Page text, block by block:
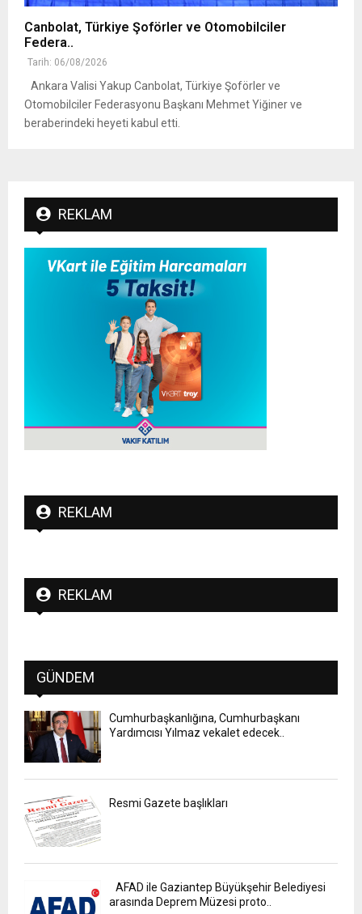
Canbolat, Türkiye Şoförler ve Otomobilciler
Federa..
Tarih: 06/08/2026
Ankara Valisi Yakup Canbolat, Türkiye Şoförler ve
Otomobilciler Federasyonu Başkanı Mehmet Yiğiner ve
beraberindeki heyeti kabul etti.
REKLAM
REKLAM
REKLAM
GÜNDEM
Cumhurbaşkanlığına, Cumhurbaşkanı
Yardımcısı Yılmaz vekalet edecek..
Resmi Gazete başlıkları
AFAD ile Gaziantep Büyükşehir Belediyesi
arasında Deprem Müzesi proto..